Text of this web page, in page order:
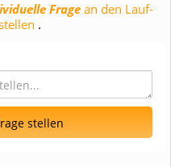
Fragean den Lauf-
.
stellen